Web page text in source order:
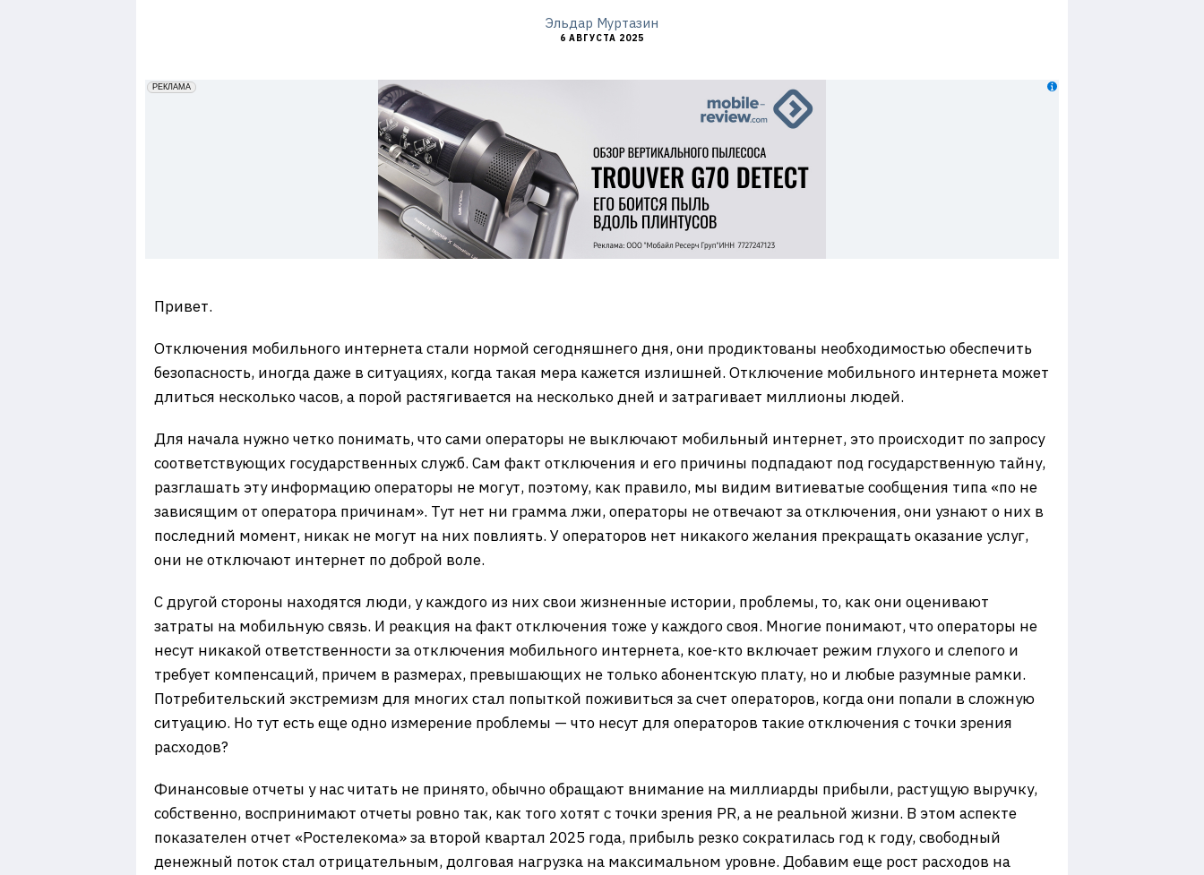
Эльдар Муртазин
6 АВГУСТА 2025
erid: 2VfnxxmNzs5
РЕКЛАМА
Привет.
Отключения мобильного интернета стали нормой сегодняшнего дня, они продиктованы необходимостью обеспечить
безопасность, иногда даже в ситуациях, когда такая мера кажется излишней. Отключение мобильного интернета может
длиться несколько часов, а порой растягивается на несколько дней и затрагивает миллионы людей.
Для начала нужно четко понимать, что сами операторы не выключают мобильный интернет, это происходит по запросу
соответствующих государственных служб. Сам факт отключения и его причины подпадают под государственную тайну,
разглашать эту информацию операторы не могут, поэтому, как правило, мы видим витиеватые сообщения типа «по не
зависящим от оператора причинам». Тут нет ни грамма лжи, операторы не отвечают за отключения, они узнают о них в
последний момент, никак не могут на них повлиять. У операторов нет никакого желания прекращать оказание услуг,
они не отключают интернет по доброй воле.
С другой стороны находятся люди, у каждого из них свои жизненные истории, проблемы, то, как они оценивают
затраты на мобильную связь. И реакция на факт отключения тоже у каждого своя. Многие понимают, что операторы не
несут никакой ответственности за отключения мобильного интернета, кое-кто включает режим глухого и слепого и
требует компенсаций, причем в размерах, превышающих не только абонентскую плату, но и любые разумные рамки.
Потребительский экстремизм для многих стал попыткой поживиться за счет операторов, когда они попали в сложную
ситуацию. Но тут есть еще одно измерение проблемы — что несут для операторов такие отключения с точки зрения
расходов?
Финансовые отчеты у нас читать не принято, обычно обращают внимание на миллиарды прибыли, растущую выручку,
собственно, воспринимают отчеты ровно так, как того хотят с точки зрения PR, а не реальной жизни. В этом аспекте
показателен отчет «Ростелекома» за второй квартал 2025 года, прибыль резко сократилась год к году, свободный
денежный поток стал отрицательным, долговая нагрузка на максимальном уровне. Добавим еще рост расходов на